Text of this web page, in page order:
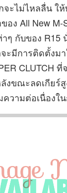
จะไม่ไหลลื่น ใ
อง All New
าๆ กับของ R15
ะมีการติดตั้งม
CLUTCH
งขณะลดเกียร์สู
ความต่อเนื่องใ